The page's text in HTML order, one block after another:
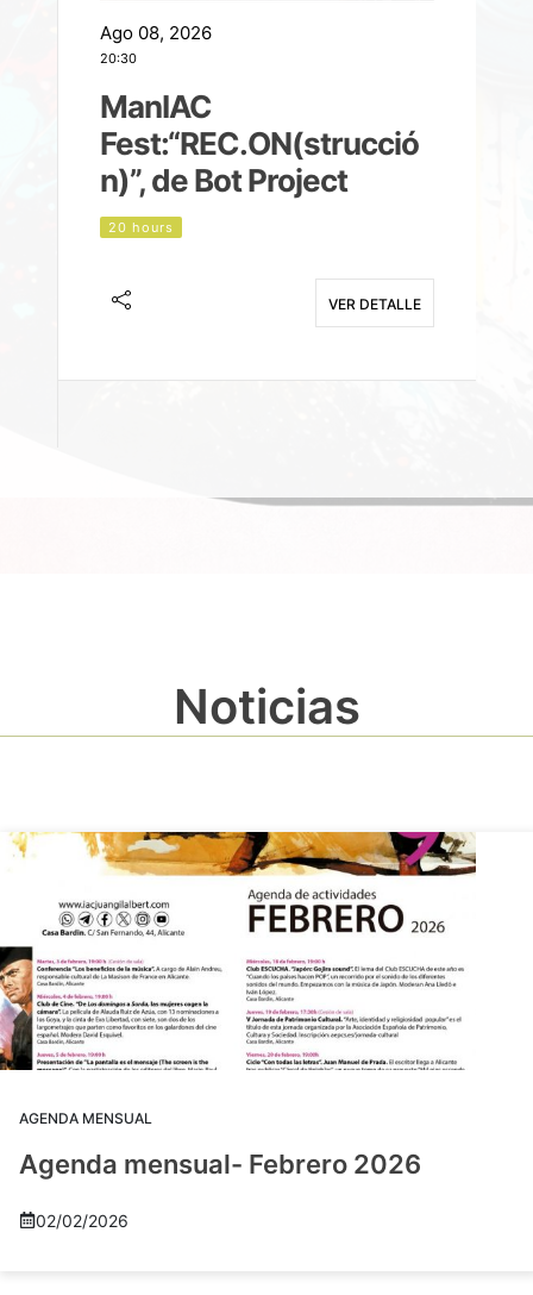
Ago 08, 2026
20:30
ManIAC
Fest:“REC.ON(strucció
n)”, de Bot Project
20 hours
VER DETALLE
Noticias
AGENDA MENSUAL
Agenda mensual- Febrero 2026
02/02/2026